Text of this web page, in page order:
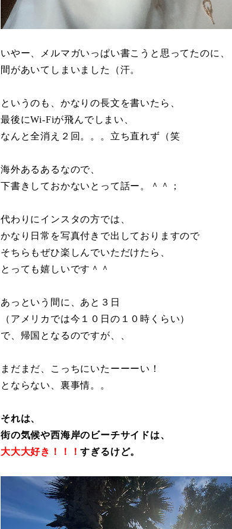
いやー、メルマガいっぱい書こうと思ってたのに、
間があいてしまいました（汗。
というのも、かなりの長文を書いたら、
最後にWi-Fiが飛んでしまい、
なんと全消え２回。。。立ち直れず（笑
海外あるあるなので、
下書きしておかないとって話ー。＾＾；
代わりにインスタの方では、
かなり日常を写真付きで出しておりますので
そちらもぜひ楽しんでいただけたら、
とっても嬉しいです＾＾
あっという間に、あと３日
（アメリカでは今１０日の１０時くらい）
で、帰国となるのですが、、
まだまだ、こっちにいたーーーい！
とならない、裏事情。。
それは、
街の気候や西海岸のビーチサイドは、
大大大好き！！！すぎるけど。